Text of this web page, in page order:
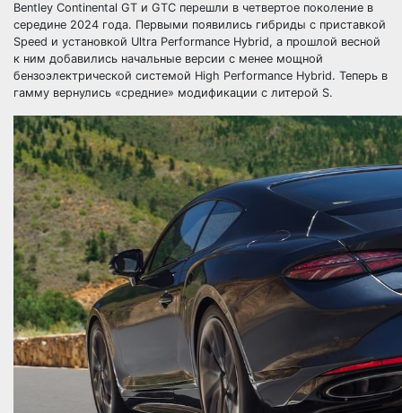
Bentley Continental GT и GTC перешли в четвертое поколение в
середине 2024 года. Первыми появились гибриды с приставкой
Speed и установкой Ultra Performance Hybrid, а прошлой весной
к ним добавились начальные версии с менее мощной
бензоэлектрической системой High Performance Hybrid. Теперь в
гамму вернулись «средние» модификации с литерой S.